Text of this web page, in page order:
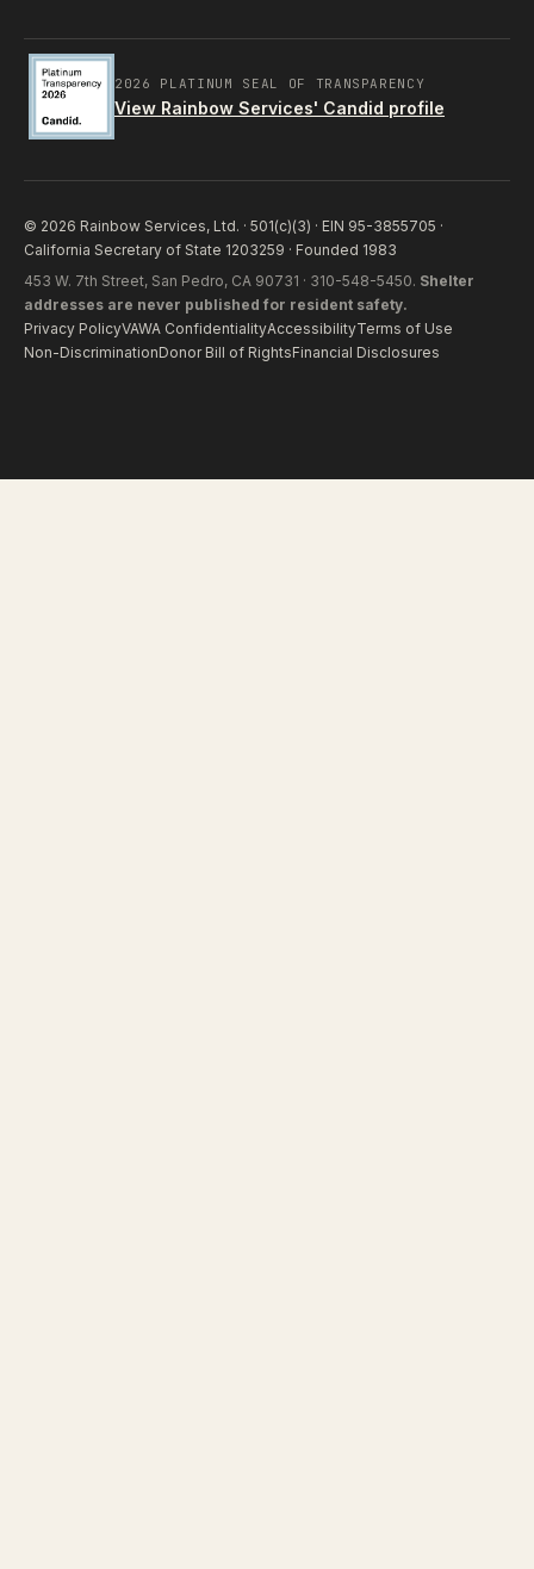
2026 PLATINUM SEAL OF TRANSPARENCY
View Rainbow Services' Candid profile
© 2026 Rainbow Services, Ltd. · 501(c)(3) · EIN 95-3855705 ·
California Secretary of State 1203259 · Founded 1983
453 W. 7th Street, San Pedro, CA 90731 · 310-548-5450. Shelter
addresses are never published for resident safety.
Privacy PolicyVAWA ConfidentialityAccessibilityTerms of Use
Non-DiscriminationDonor Bill of RightsFinancial Disclosures